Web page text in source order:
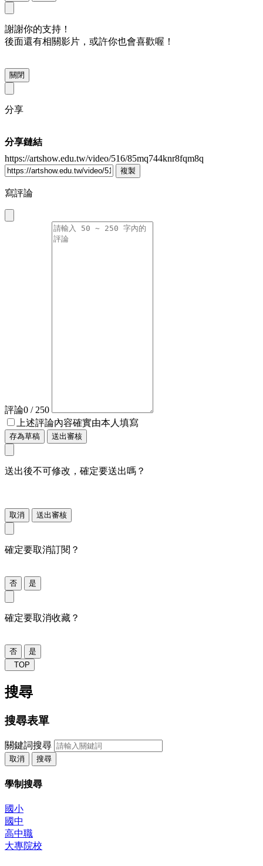
謝謝你的支持！
後面還有相關影片，或許你也會喜歡喔！
關閉
分享
分享鏈結
https://artshow.edu.tw/video/516/85mq744knr8fqm8q
複製
寫評論
評論0 / 250
上述評論內容確實由本人填寫
存為草稿 送出審核
送出後不可修改，確定要送出嗎？
取消 送出審核
確定要取消訂閱？
否 是
確定要取消收藏？
否
是
TOP
搜尋
搜尋表單
關鍵詞搜尋
取消 搜尋
學制搜尋
國小
國中
高中職
大專院校